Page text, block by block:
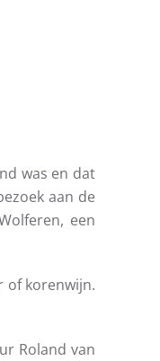
was en dat
aan de
een
of korenwijn.
Roland van